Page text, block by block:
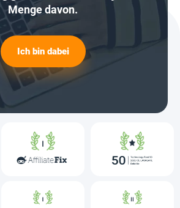
Menge davon.
Ich bin dabei